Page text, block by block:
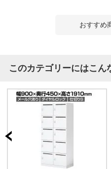
おすすめ
このカテゴリーにはこん